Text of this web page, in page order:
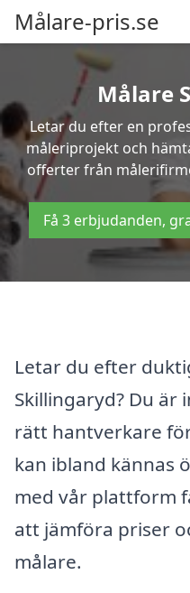
Målare-pris.se
Målare
Letar du efter en
måleriprojekt och
offerter från
Få 3 erbjudanden,
Letar du efter
Skillingaryd? Du är
rätt hantverkare
kan ibland kännas
med vår plattform
att jämföra priser
målare.